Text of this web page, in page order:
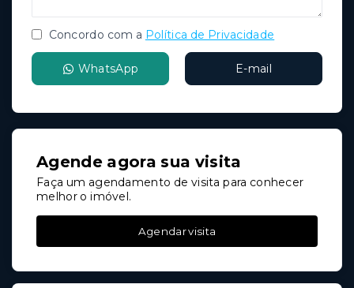
Concordo com a Política de Privacidade
WhatsApp E-mail
Agende agora sua visita
Faça um agendamento de visita para conhecer
melhor o imóvel.
Agendar visita